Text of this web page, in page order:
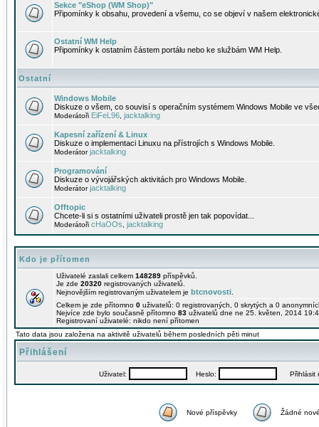
Sekce "eShop (WM Shop)"
Připomínky k obsahu, provedení a všemu, co se objeví v našem
Ostatní WM Help
Připomínky k ostatním částem portálu nebo ke službám WM Help.
Ostatní
Windows Mobile
Diskuze o všem, co souvisí s operačním systémem Windows Mobile ve
Moderátoři EiFeL96 jacktalking
Kapesní zařízení & Linux
Diskuze o implementaci Linuxu na přístrojích s Windows Mobile.
Moderátorjacktalking
Programování
Diskuze o vývojářských aktivitách pro Windows Mobile.
Moderátorjacktalking
Offtopic
Chcete-li si s ostatními uživateli prostě jen tak popovídat...
Moderátoři cHaOOs jacktalking
Kdo je přítomen
Uživatelé zaslali celkem 148289 příspěvků.
Je zde 20320 registrovaných uživatelů.
Nejnovějším registrovaným uživatelem je btcnovosti
Celkem je zde přítomno 0 uživatelů: 0 registrovaných, 0 skrytých a 0
Nejvíce zde bylo současně přítomno 83 uživatelů dne ne 25. květen, 2014
Registrovaní uživatelé: nikdo není přítomen
Tato data jsou založena na aktivitě uživatelů během posledních pěti minut
Přihlášení
Uživatel: Heslo: Přihlásit
Nové příspěvky Žádné